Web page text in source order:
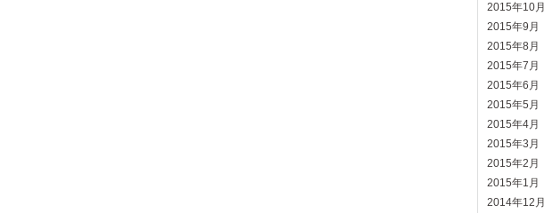
2015年10月
2015年9月
2015年8月
2015年7月
2015年6月
2015年5月
2015年4月
2015年3月
2015年2月
2015年1月
2014年12月